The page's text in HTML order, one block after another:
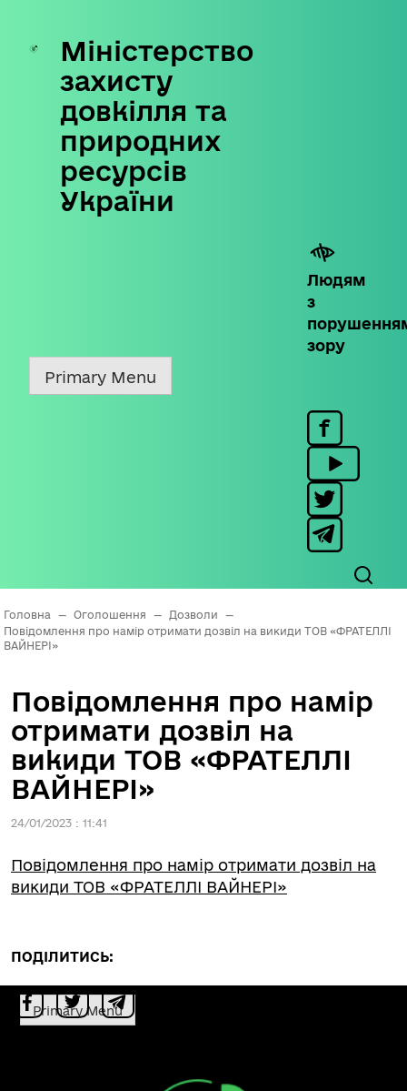
Skip
content
Міністерство
захисту
довкілля та
природних
ресурсів
України
Людям
з
зору
Primary Menu
Головна — Оголошення — Дозволи
—
Повідомлення про намір отримати дозвіл на викиди ТОВ «ФРАТЕЛЛІ
ВАЙНЕРІ»
Повідомлення про намір
отримати дозвіл на
викиди ТОВ «ФРАТЕЛЛІ
ВАЙНЕРІ»
24/01/2023 : 11:41
Повідомлення про намір отримати дозвіл на
викиди ТОВ «ФРАТЕЛЛІ ВАЙНЕРІ»
ПОДІЛИТИСЬ:
Primary Menu